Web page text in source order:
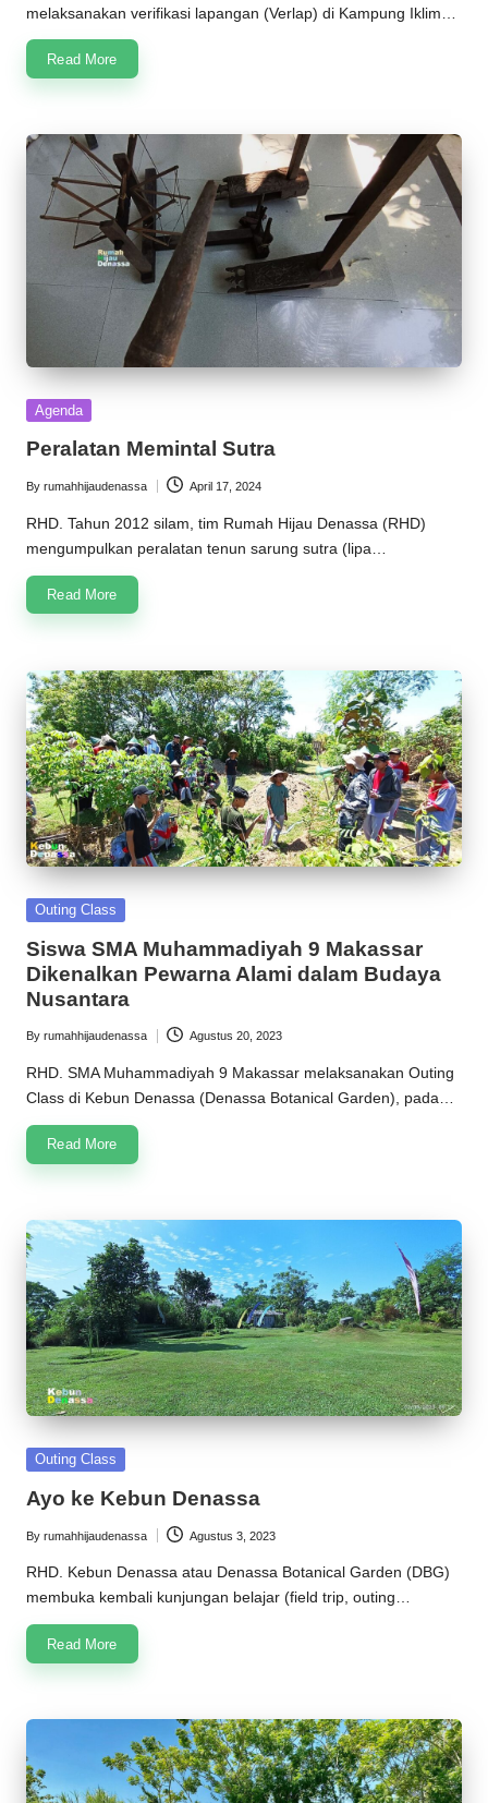
melaksanakan verifikasi lapangan (Verlap) di Kampung Iklim…
Read More
Posted
Agenda
Peralatan Memintal Sutra
Posted
by
By rumahhijaudenassa April 17, 2024
RHD. Tahun 2012 silam, tim Rumah Hijau Denassa (RHD)
mengumpulkan peralatan tenun sarung sutra (lipa…
Read More
Posted
Outing Class
Siswa SMA Muhammadiyah 9 Makassar
Dikenalkan Pewarna Alami dalam Budaya
Nusantara
Posted
by
By rumahhijaudenassa Agustus 20, 2023
RHD. SMA Muhammadiyah 9 Makassar melaksanakan Outing
Class di Kebun Denassa (Denassa Botanical Garden), pada…
Read More
Posted
Outing Class
Ayo ke Kebun Denassa
Posted
by
By rumahhijaudenassa Agustus 3, 2023
RHD. Kebun Denassa atau Denassa Botanical Garden (DBG)
membuka kembali kunjungan belajar (field trip, outing…
Read More